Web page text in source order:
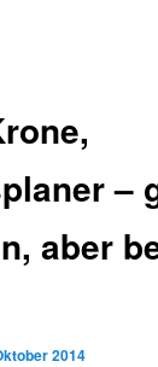
–
aber
2014